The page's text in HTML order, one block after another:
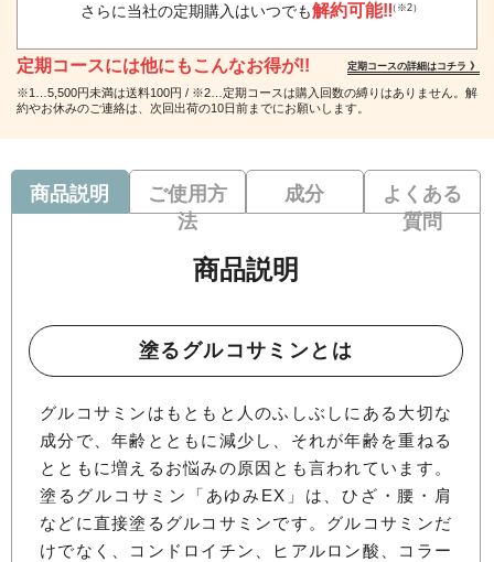
さらに当社の定期購入はいつでも解約可能‼（※2）
定期コースには他にもこんなお得が!! 定期コースの詳細はコチラ 》
※1…5,500円未満は送料100円 / ※2…定期コースは購入回数の縛りはありません。解
約やお休みのご連絡は、次回出荷の10日前までにお願いします。
商品説明
商品説明
塗るグルコサミンとは
グルコサミンはもともと人のふしぶしにある大切な
成分で、年齢とともに減少し、それが年齢を重ねる
とともに増えるお悩みの原因とも言われています。
塗るグルコサミン「あゆみEX」は、ひざ・腰・肩
などに直接塗るグルコサミンです。グルコサミンだ
けでなく、コンドロイチン、ヒアルロン酸、コラー
ご使用方
法
成分
よくある
質問